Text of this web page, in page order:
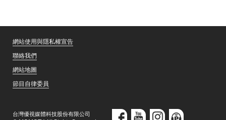
網站使用與隱私權宣告
聯絡我們
網站地圖
節目自律委員
台灣優視媒體科技股份有限公司